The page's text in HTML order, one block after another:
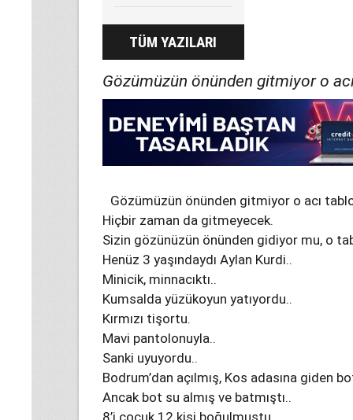
TÜM YAZILARI
Gözümüzün önünden gitmiyor o
Gözümüzün önünden gitmiyor o acı
Hiçbir zaman da gitmeyecek.
Sizin gözünüzün önünden gidiyor mu, o
Henüz 3 yaşındaydı Aylan Kurdi..
Minicik, minnacıktı..
Kumsalda yüzükoyun yatıyordu..
Kırmızı tişortu.
Mavi pantolonuyla..
Sanki uyuyordu..
Bodrum’dan açılmış, Kos adasına giden
Ancak bot su almış ve batmıştı..